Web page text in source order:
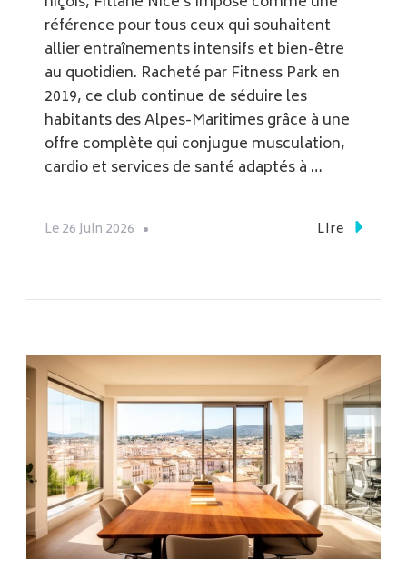
référence pour tous ceux qui souhaitent
allier entraînements intensifs et bien-être
au quotidien. Racheté par Fitness Park en
2019, ce club continue de séduire les
habitants des Alpes-Maritimes grâce à une
offre complète qui conjugue musculation,
cardio et services de santé adaptés à …
Le26 Juin 2026 Lire